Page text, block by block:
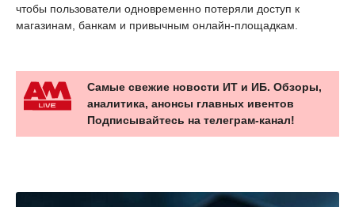
чтобы пользователи одновременно потеряли доступ к
магазинам, банкам и привычным онлайн-площадкам.
Самые свежие новости ИТ и ИБ. Обзоры,
аналитика, анонсы главных ивентов
Подписывайтесь на телеграм-канал!